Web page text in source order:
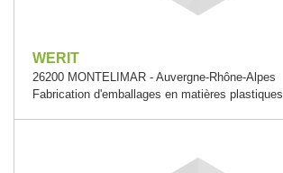
WERIT
26200 MONTELIMAR - Auvergne-Rhône-Alpes
Fabrication d'emballages en matières plastiques